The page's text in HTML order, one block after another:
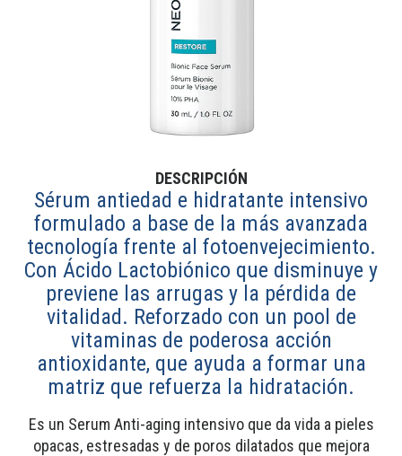
DESCRIPCIÓN
Sérum antiedad e hidratante intensivo
formulado a base de la más avanzada
tecnología frente al fotoenvejecimiento.
Con Ácido Lactobiónico que disminuye y
previene las arrugas y la pérdida de
vitalidad. Reforzado con un pool de
vitaminas de poderosa acción
antioxidante, que ayuda a formar una
matriz que refuerza la hidratación.
Es un Serum Anti-aging intensivo que da vida a pieles
opacas, estresadas y de poros dilatados que mejora